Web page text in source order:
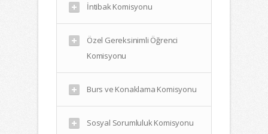
İntibak Komisyonu
Özel Gereksinimli Öğrenci
Komisyonu
Burs ve Konaklama Komisyonu
Sosyal Sorumluluk Komisyonu